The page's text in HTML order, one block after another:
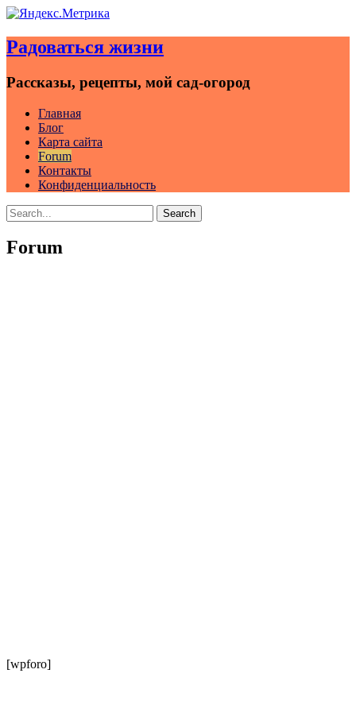
to
content
Радоваться жизни
Рассказы, рецепты, мой сад-огород
Главная
Блог
Карта сайта
Forum
Контакты
Конфиденциальность
Search
for:
Search
Forum
[wpforo]